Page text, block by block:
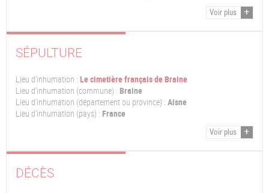
Voir plus
SÉPULTURE
Lieu d'inhumation : Le cimetière français de Braine
Lieu d'inhumation (commune) : Braine
Lieu d'inhumation (département ou province) : Aisne
Lieu d'inhumation (pays) : France
Voir plus
DÉCÈS